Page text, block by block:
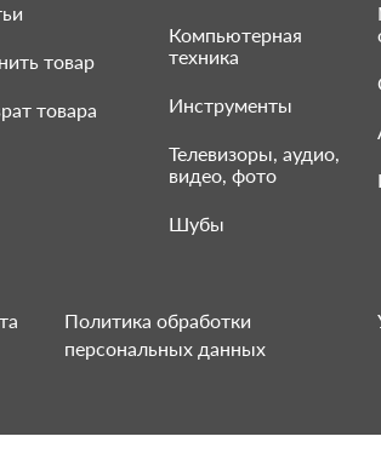
товар
товара
Компьютерная
техника
Инструменты
Телевизоры, аудио,
видео, фото
Шубы
Политика обработки
персональных данных